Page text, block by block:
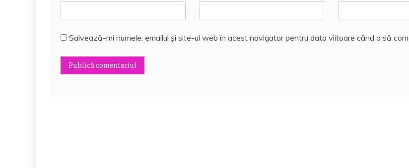
Salvează-mi numele, emailul și site-ul web în acest navigator pentru data viitoare când o să